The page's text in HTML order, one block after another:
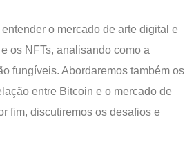
o mercado de arte digital e
os NFTs, analisando como a
fungíveis. Abordaremos também os
entre Bitcoin e o mercado de
fim, discutiremos os desafios e